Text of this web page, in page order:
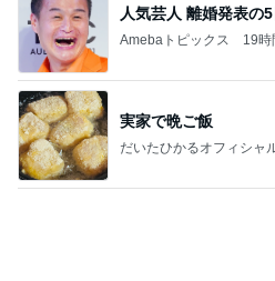
人気芸人 離婚発表の
Amebaトピックス 19時
実家で晩ご飯
だいたひかるオフィシャ